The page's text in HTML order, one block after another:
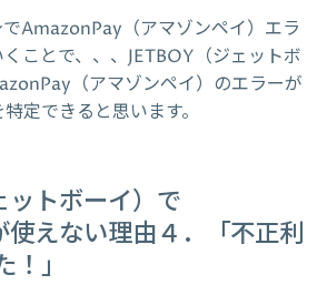
AmazonPay（アマゾンペイ）エラ
ことで、、、JETBOY（ジェットボ
（アマゾンペイ）のエラーが
定できると思います。
ットボーイ）で
えない理由４．「不正利
」